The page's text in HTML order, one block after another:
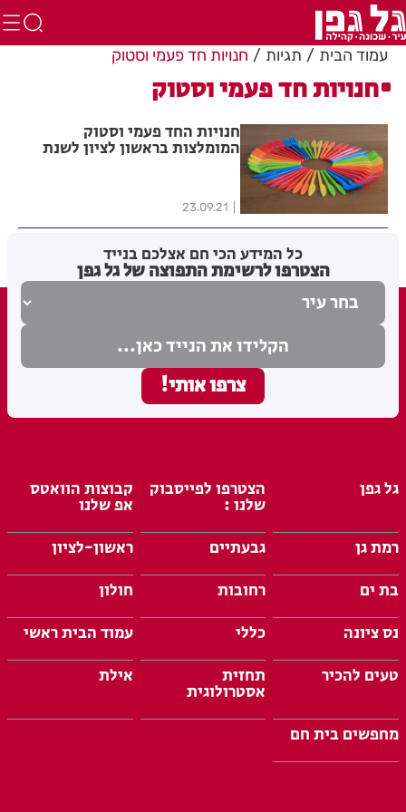
עמוד הבית תגיות חנויות חד פעמי וסטוק
חנויות חד פעמי וסטוק
חנויות החד פעמי וסטוק
המומלצות בראשון לציון לשנת
23.09.21
כל המידע הכי חם אצלכם בנייד
הצטרפו לרשימת התפוצה של גל גפן
גל גפן הצטרפו לפייסבוק
שלנו :
קבוצות הוואטס
אפ שלנו
רמת גן
גבעתיים
ראשון-לציון
בת ים
רחובות
חולון
נס ציונה
כללי
עמוד הבית ראשי
טעים להכיר
תחזית
אסטרולוגית
אילת
מחפשים בית חם